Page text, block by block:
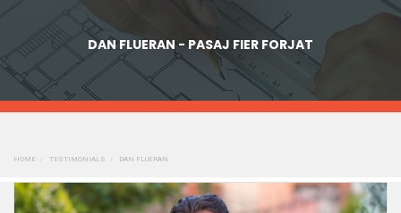
DAN FLUERAN - PASAJ FIER FORJAT
HOME TESTIMONIALS DAN FLUERAN